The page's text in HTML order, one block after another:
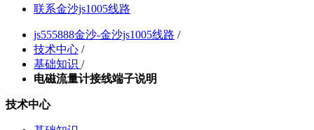
联系金沙js1005线路
js555888金沙-金沙js1005线路 /
技术中心 /
基础知识 /
电磁流量计接线端子说明
技术中心